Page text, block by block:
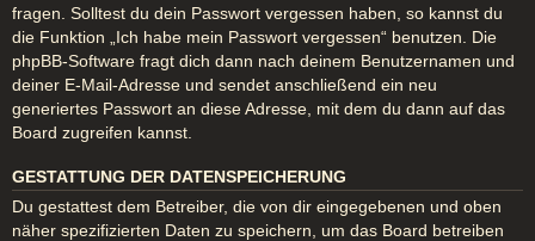
fragen. Solltest du dein Passwort vergessen haben, so kannst du
die Funktion „Ich habe mein Passwort vergessen“ benutzen. Die
phpBB-Software fragt dich dann nach deinem Benutzernamen und
deiner E-Mail-Adresse und sendet anschließend ein neu
generiertes Passwort an diese Adresse, mit dem du dann auf das
Board zugreifen kannst.
GESTATTUNG DER DATENSPEICHERUNG
Du gestattest dem Betreiber, die von dir eingegebenen und oben
näher spezifizierten Daten zu speichern, um das Board betreiben